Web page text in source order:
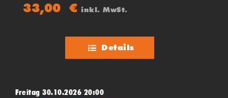
ihrer Seite: VOGELFREY.
33,00€ inkl. MwSt.
Details
Freitag 30.10.2026 20:00